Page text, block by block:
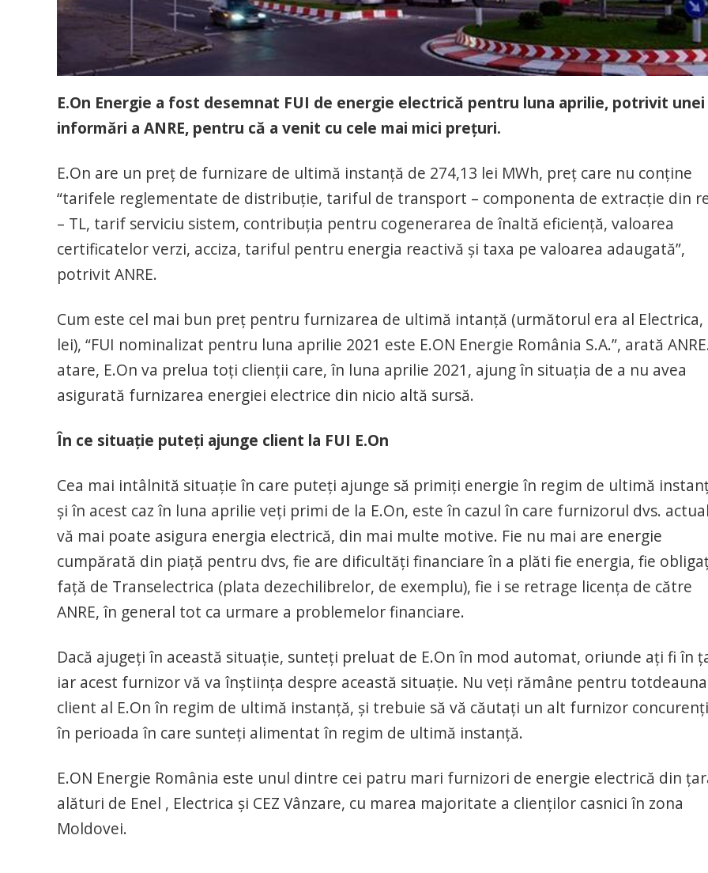
E.On Energie a fost desemnat FUI de energie electrică pentru luna aprilie, potrivit unei
informări a ANRE, pentru că a venit cu cele mai mici prețuri.
E.On are un preț de furnizare de ultimă instanță de 274,13 lei MWh, preț care nu conține
“tarifele reglementate de distribuție, tariful de transport – componenta de extracție din
– TL, tarif serviciu sistem, contribuția pentru cogenerarea de înaltă eficiență, valoarea
certificatelor verzi, acciza, tariful pentru energia reactivă și taxa pe valoarea adaugată”,
potrivit ANRE.
Cum este cel mai bun preț pentru furnizarea de ultimă intanță (următorul era al Electrica,
lei), “FUI nominalizat pentru luna aprilie 2021 este E.ON Energie România S.A.”, arată
atare, E.On va prelua toţi clienţii care, în luna aprilie 2021, ajung în situația de a nu avea
asigurată furnizarea energiei electrice din nicio altă sursă.
În ce situație puteți ajunge client la FUI E.On
Cea mai intâlnită situație în care puteți ajunge să primiți energie în regim de ultimă
și în acest caz în luna aprilie veți primi de la E.On, este în cazul în care furnizorul dvs.
vă mai poate asigura energia electrică, din mai multe motive. Fie nu mai are energie
cumpărată din piață pentru dvs, fie are dificultăți financiare în a plăti fie energia, fie
față de Transelectrica (plata dezechilibrelor, de exemplu), fie i se retrage licența de către
ANRE, în general tot ca urmare a problemelor financiare.
Dacă ajugeți în această situație, sunteți preluat de E.On în mod automat, oriunde ați fi în
iar acest furnizor vă va înștiința despre această situație. Nu veți rămâne pentru totdeauna
client al E.On în regim de ultimă instanță, și trebuie să vă căutați un alt furnizor
în perioada în care sunteți alimentat în regim de ultimă instanță.
E.ON Energie România este unul dintre cei patru mari furnizori de energie electrică din
alături de Enel , Electrica și CEZ Vânzare, cu marea majoritate a clienților casnici în zona
Moldovei.